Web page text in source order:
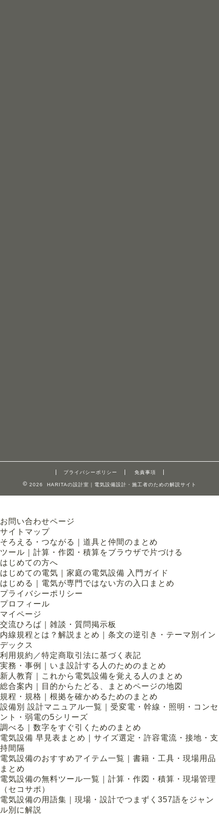
プライバシーポリシー 免責事項
2026 HARITAの設計室｜電気設備設計・施工者のための解説サイト
お問い合わせページ
サイトマップ
そろえる・つながる｜道具と仲間のまとめ
ツール｜計算・作図・積算をブラウザで片づける
はじめての方へ
はじめての電気｜家庭の電気設備 入門ガイド
はじめる｜電気が専門ではない方の入口まとめ
プライバシーポリシー
プロフィール
マイページ
交流ひろば｜雑談・質問掲示板
内線規程とは？解説まとめ｜条文の逆引き・テーマ別イン
デックス
利用規約／特定商取引法に基づく表記
実務・事例｜いま設計する人のためのまとめ
新人教育｜これから電気設備を覚える人のまとめ
総合案内｜目的からたどる、まとめページの地図
規程・規格｜根拠を確かめるためのまとめ
設備別 設計マニュアル一覧｜受変電・幹線・照明・コンセ
ント・弱電の5シリーズ
調べる｜数字をすぐ引くためのまとめ
電気設備 早見表まとめ｜サイズ選定・許容電流・接地・支
持間隔
電気設備のおすすめアイテム一覧｜書籍・工具・現場用品
まとめ
電気設備の無料ツール一覧｜計算・作図・積算・現場管理
（セコサポ）
電気設備の用語集｜現場・設計でつまずく357語をジャン
ル別に解説